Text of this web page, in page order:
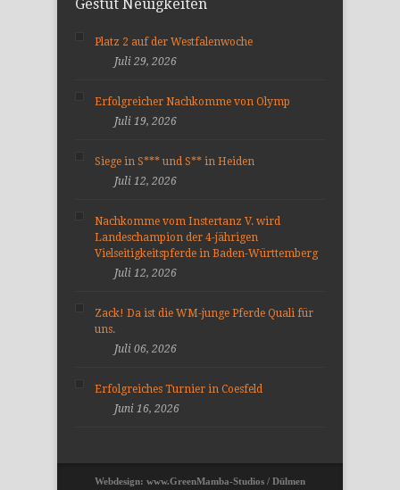
Gestüt Neuigkeiten
Platz 2 auf der Westfalenwoche
Juli 29, 2026
Erfolgreicher Nachkomme von Olymp
Juli 19, 2026
Siege in S*** und S** in Heiden
Juli 12, 2026
Nachkomme vom Instertanz V. wird
Landeschampion der 4-jährigen
Vielseitigkeitspferde in Baden-Württemberg
Juli 12, 2026
Zack! Da ist die WM-junge Pferde Quali für
uns.
Juli 06, 2026
Erfolgreiches Turnier in Coesfeld
Juni 16, 2026
Webdesign: www.GreenMamba-Studios / Dülmen